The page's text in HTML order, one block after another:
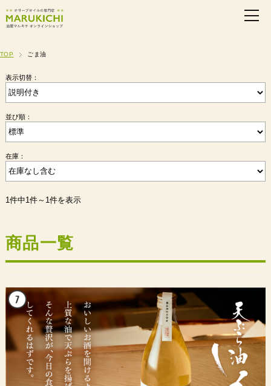
TOP ごま油
表示切替：
並び順：
在庫：
1件中1件～1件を表示
商品一覧